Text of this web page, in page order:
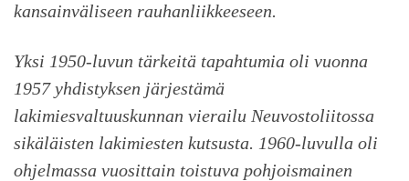
kansainväliseen rauhanliikkeeseen.
Yksi 1950-luvun tärkeitä tapahtumia oli vuonna
1957 yhdistyksen järjestämä
lakimiesvaltuuskunnan vierailu Neuvostoliitossa
sikäläisten lakimiesten kutsusta. 1960-luvulla oli
ohjelmassa vuosittain toistuva pohjoismainen